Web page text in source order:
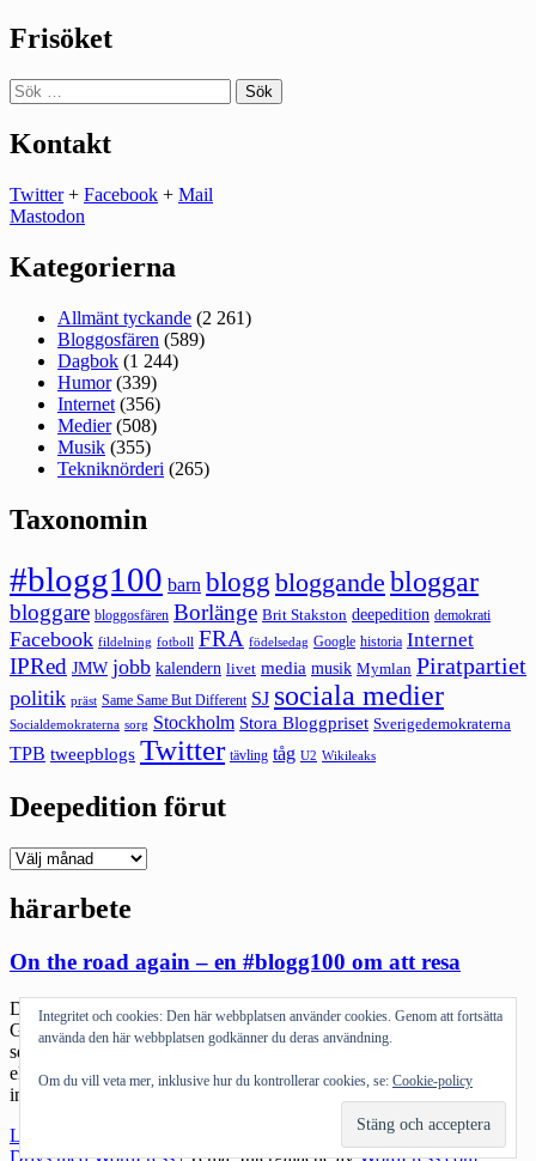
Frisöket
Sök
efter:
Kontakt
Twitter+ Facebook + Mail
Mastodon
Kategorierna
Allmänt tyckande (2 261)
Bloggosfären (589)
Dagbok (1 244)
Humor(339)
Internet (356)
Medier(508)
Musik (355)
Tekniknörderi (265)
Taxonomin
#blogg100 barn blogg bloggande bloggar
bloggare bloggosfären Borlänge Brit Stakston deepedition demokrati
Facebook fildelning fotboll FRA födelsedag Google historia Internet
IPRed JMW jobb kalendern livet media musik Mymlan Piratpartiet
politik präst Same Same But Different SJ sociala medier
Socialdemokraterna sorg Stockholm Stora Bloggpriset Sverigedemokraterna
TPB tweepblogs Twitter tävling tåg U2 Wikileaks
Deepedition förut
Deepedition
härarbete
On the road again – en #blogg100 om att resa
De senaste tio har jag åkt till Göteborg, Stockholm, Malmö,
Göteborg. Nästa vecka är det Motala och Stockholm. Jag har de
senaste åren rest mycket. Man vänjer sig faktiskt. Ibland är det
eländigt – framförallt om det strular med resorna – men att åka är
inte längre jobbigt. För jag har tidigare tyckt att åka […]
Läs mer
the
Drivs med WordPress |Tema: Intergalactic avWordPress.com.
Integritet och cookies: Den här webbplatsen använder cookies. Genom att fortsätta
använda den här webbplatsen godkänner du deras användning.
Om du vill veta mer, inklusive hur du kontrollerar cookies, se: Cookie-policy